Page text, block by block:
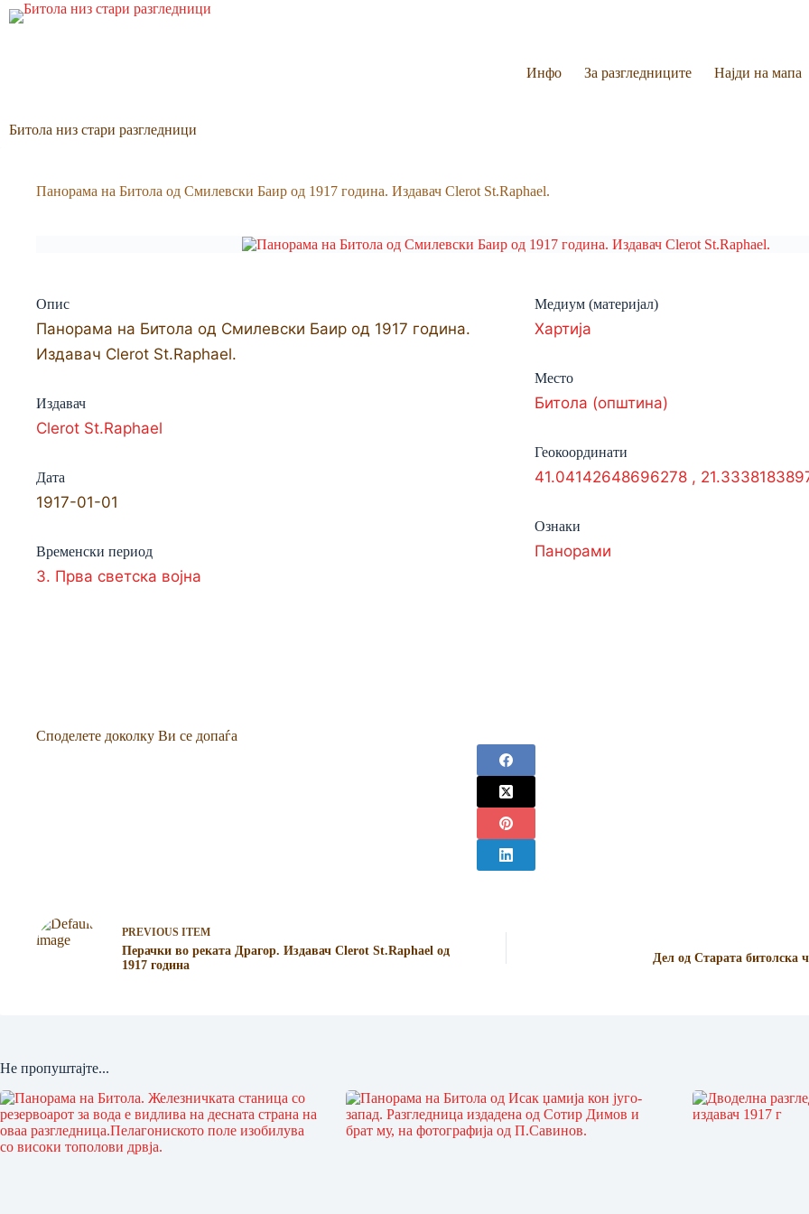
Skip
to
Битола низ стари разгледници
Инфо За разгледниците Најди на мапа
Панорама на Битола од Смилевски Баир од 1917 година. Издавач Clerot St.Raphael.
Опис
Панорама на Битола од Смилевски Баир од 1917 година.
Издавач Clerot St.Raphael.
Издавач
Clerot St.Raphael
Дата
1917-01-01
Временски период
3. Прва светска војна
Медиум (материјал)
Хартија
Место
Битола (општина)
Геокоординати
41.04142648696278 ,
Ознаки
Панорами
Споделете доколку Ви се допаѓа
PREVIOUS ITEM
Перачки во реката Драгор. Издавач Clerot St.Raphael од
1917 година
Дел од Старата битолска
Не пропуштајте...